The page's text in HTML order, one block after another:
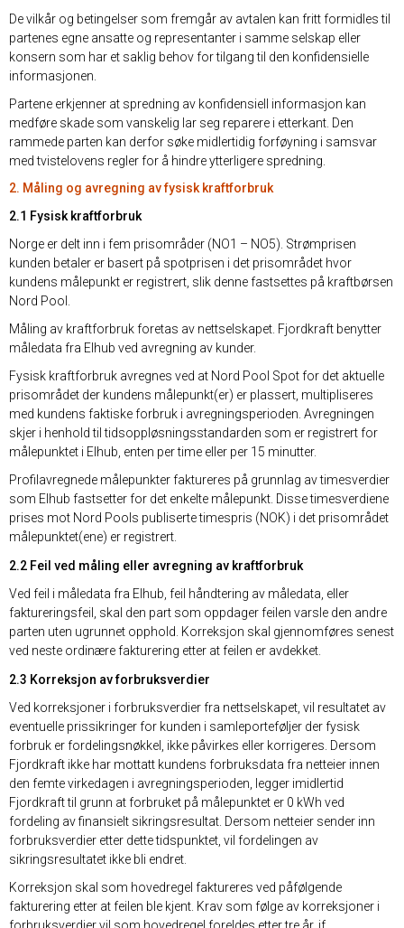
De vilkår og betingelser som fremgår av avtalen kan fritt formidles til
partenes egne ansatte og representanter i samme selskap eller
konsern som har et saklig behov for tilgang til den konfidensielle
informasjonen.
Partene erkjenner at spredning av konfidensiell informasjon kan
medføre skade som vanskelig lar seg reparere i etterkant. Den
rammede parten kan derfor søke midlertidig forføyning i samsvar
med tvistelovens regler for å hindre ytterligere spredning.
2. Måling og avregning av fysisk kraftforbruk
2.1 Fysisk kraftforbruk
Norge er delt inn i fem prisområder (NO1 – NO5). Strømprisen
kunden betaler er basert på spotprisen i det prisområdet hvor
kundens målepunkt er registrert, slik denne fastsettes på kraftbørsen
Nord Pool.
Måling av kraftforbruk foretas av nettselskapet. Fjordkraft benytter
måledata fra Elhub ved avregning av kunder.
Fysisk kraftforbruk avregnes ved at Nord Pool Spot for det aktuelle
prisområdet der kundens målepunkt(er) er plassert, multipliseres
med kundens faktiske forbruk i avregningsperioden. Avregningen
skjer i henhold til tidsoppløsningsstandarden som er registrert for
målepunktet i Elhub, enten per time eller per 15 minutter.
Profilavregnede målepunkter faktureres på grunnlag av timesverdier
som Elhub fastsetter for det enkelte målepunkt. Disse timesverdiene
prises mot Nord Pools publiserte timespris (NOK) i det prisområdet
målepunktet(ene) er registrert.
2.2 Feil ved måling eller avregning av kraftforbruk
Ved feil i måledata fra Elhub, feil håndtering av måledata, eller
faktureringsfeil, skal den part som oppdager feilen varsle den andre
parten uten ugrunnet opphold. Korreksjon skal gjennomføres senest
ved neste ordinære fakturering etter at feilen er avdekket.
2.3 Korreksjon av forbruksverdier
Ved korreksjoner i forbruksverdier fra nettselskapet, vil resultatet av
eventuelle prissikringer for kunden i samleporteføljer der fysisk
forbruk er fordelingsnøkkel, ikke påvirkes eller korrigeres. Dersom
Fjordkraft ikke har mottatt kundens forbruksdata fra netteier innen
den femte virkedagen i avregningsperioden, legger imidlertid
Fjordkraft til grunn at forbruket på målepunktet er 0 kWh ved
fordeling av finansielt sikringsresultat. Dersom netteier sender inn
forbruksverdier etter dette tidspunktet, vil fordelingen av
sikringsresultatet ikke bli endret.
Korreksjon skal som hovedregel faktureres ved påfølgende
fakturering etter at feilen ble kjent. Krav som følge av korreksjoner i